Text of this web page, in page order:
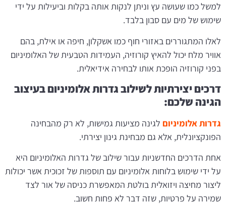
למשל כמו שעושה עץ וניתן לנקות אותה בקלות וביעילות על ידי
שימוש של מים עם סבון בלבד.
לאלו המתגוררים באזורי חוף כמו אשקלון, חיפה או אילת, בהם
אוויר מלח יכול להאיץ קורוזיה, העמידות הטבעית של האלומיניום
בפני קורוזיה הופכת אותו לבחירה אידיאלית.
דרכים יצירתיות לשילוב גדרות אלומיניום בעיצוב
הגינה שלכם:
גדרות אלומיניום לגינה מציעות גמישות, לא רק מהבחינה
הפונקציונלית, אלא גם מבחינת גינון יצירתי.
אחת הדרכים החדשניות עבור שילוב של גדרות האלומיניום היא
על ידי שימוש בלוחות אלומיניום עם תוספות של זכוכית אשר יכולות
ליצור מחיצה ויזואלית בולטת המאפשרת כניסה של אור לצד
שמירה על פרטיות, שזה דבר לא פחות חשוב.